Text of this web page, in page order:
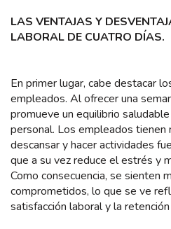
LAS VENTAJAS Y
LABORAL DE CUATRO DÍAS.
En primer lugar, cabe destacar
empleados. Al ofrecer una
promueve un equilibrio
personal. Los empleados tienen
descansar y hacer actividades
que a su vez reduce el estrés y
Como consecuencia, se sienten
comprometidos, lo que se ve
satisfacción laboral y la